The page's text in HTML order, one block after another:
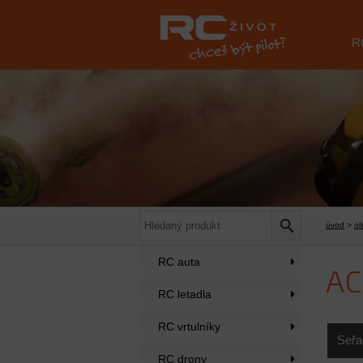
úvod >
RC auta
RC letadla
RC vrtulníky
RC drony
AC